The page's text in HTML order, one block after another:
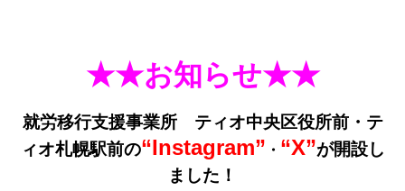
★★お知らせ★★
就労移行支援事業所 ティオ中央区役所前・テ
ィオ札幌駅前の“Instagram” ・ “X”が開設し
ました！